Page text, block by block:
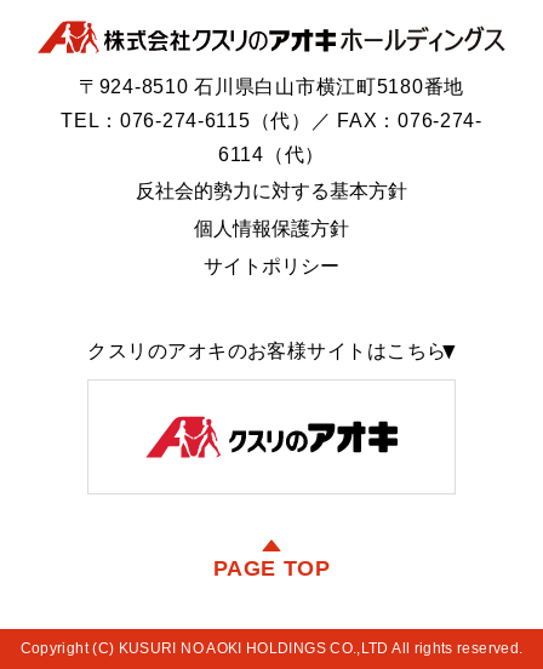
〒924-8510 石川県白山市横江町5180番地
TEL：076-274-6115（代）／ FAX：076-274-
6114（代）
反社会的勢力に対する基本方針
個人情報保護方針
サイトポリシー
クスリのアオキのお客様サイトはこちら
PAGE TOP
Copyright (C) KUSURI NO AOKI HOLDINGS CO.,LTD All rights reserved.